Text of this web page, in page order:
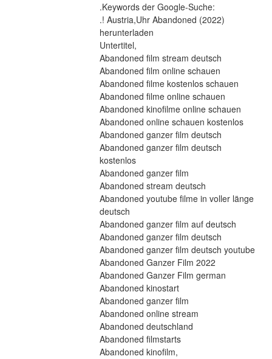
.Keywords der Google-Suche:
.! Austria,Uhr Abandoned (2022)
herunterladen
Untertitel,
Abandoned film stream deutsch
Abandoned film online schauen
Abandoned filme kostenlos schauen
Abandoned filme online schauen
Abandoned kinofilme online schauen
Abandoned online schauen kostenlos
Abandoned ganzer film deutsch
Abandoned ganzer film deutsch
kostenlos
Abandoned ganzer film
Abandoned stream deutsch
Abandoned youtube filme in voller länge
deutsch
Abandoned ganzer film auf deutsch
Abandoned ganzer film deutsch
Abandoned ganzer film deutsch youtube
Abandoned Ganzer Film 2022
Abandoned Ganzer Film german
Abandoned kinostart
Abandoned ganzer film
Abandoned online stream
Abandoned deutschland
Abandoned filmstarts
Abandoned kinofilm,